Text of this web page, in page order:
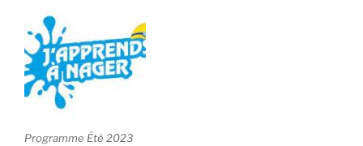
Programme Été 2023